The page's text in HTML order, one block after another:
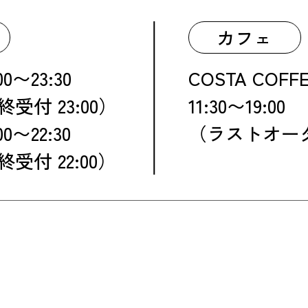
23:30
23:00）
22:30
）
カフェ
COSTA
11:30〜19:00
（ラストオ